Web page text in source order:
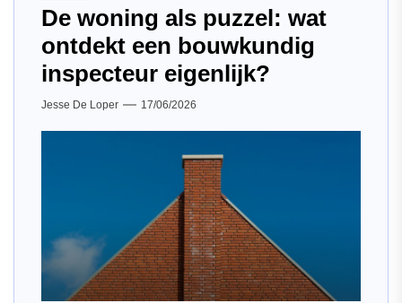
De woning als puzzel: wat
ontdekt een bouwkundig
inspecteur eigenlijk?
Jesse De Loper 17/06/2026